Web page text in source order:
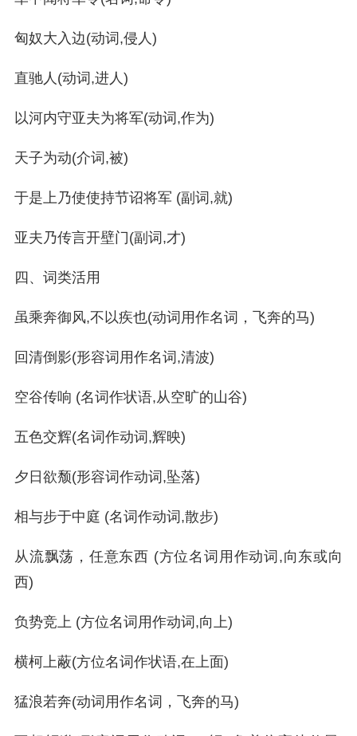
匈奴大入边(动词,侵人)
直驰人(动词,进人)
以河内守亚夫为将军(动词,作为)
天子为动(介词,被)
于是上乃使使持节诏将军 (副词,就)
亚夫乃传言开壁门(副词,才)
四、词类活用
虽乘奔御风,不以疾也(动词用作名词，飞奔的马)
回清倒影(形容词用作名词,清波)
空谷传响 (名词作状语,从空旷的山谷)
五色交辉(名词作动词,辉映)
夕日欲颓(形容词作动词,坠落)
相与步于中庭 (名词作动词,散步)
从流飘荡，任意东西 (方位名词用作动词,向东或向
西)
负势竞上 (方位名词用作动词,向上)
横柯上蔽(方位名词作状语,在上面)
猛浪若奔(动词用作名词，飞奔的马)